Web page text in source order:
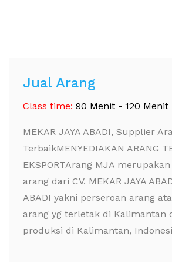
Jual Arang
Class time: 90 Menit - 120 Menit
MEKAR JAYA ABADI, Supplier
TerbaikMENYEDIAKAN ARANG
EKSPORTArang MJA
arang dari CV. MEKAR JAYA
ABADI yakni perseroan arang
arang yg terletak di Kalimantan
produksi di Kalimantan,